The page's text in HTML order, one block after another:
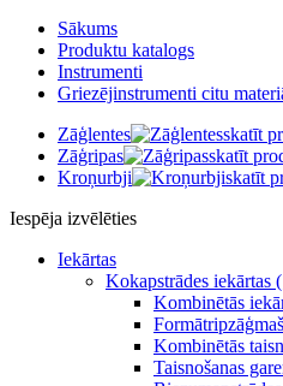
Sākums
Produktu katalogs
Instrumenti
Griezējinstrumenti citu
Zāģlentes
skatīt
Zāģripas
skatīt
Kroņurbji
skatīt
Iespēja izvēlēties
Iekārtas
Kokapstrādes iekārtas
Kombinētās
Kombinētās
Taisnošanas